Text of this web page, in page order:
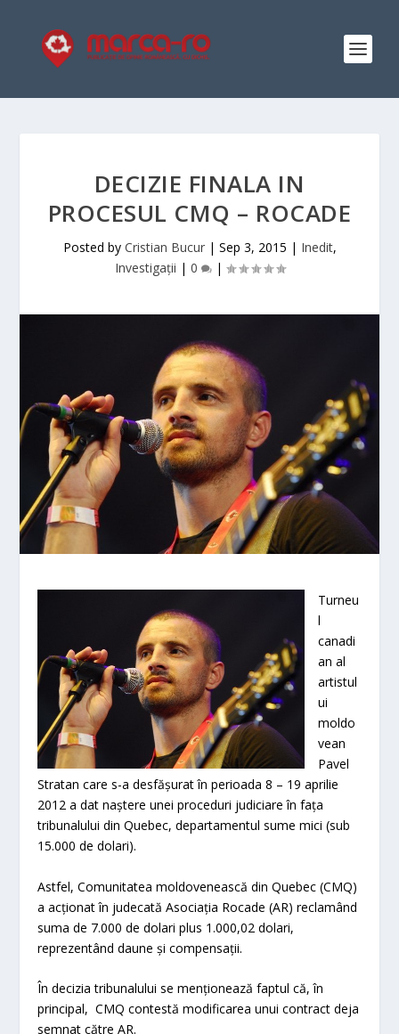
DECIZIE FINALA IN
PROCESUL CMQ – ROCADE
Posted by Cristian Bucur| Sep 3, 2015 | Inedit,
Investigații | 0 |
Turneu
l
canadi
an al
artistul
ui
moldo
vean
Pavel
Stratan care s-a desfășurat în perioada 8 – 19 aprilie
2012 a dat naștere unei proceduri judiciare în fața
tribunalului din Quebec, departamentul sume mici (sub
15.000 de dolari).
Astfel, Comunitatea moldovenească din Quebec (CMQ)
a acționat în judecată Asociația Rocade (AR) reclamând
suma de 7.000 de dolari plus 1.000,02 dolari,
reprezentând daune și compensații.
În decizia tribunalului se menționează faptul că, în
principal, CMQ contestă modificarea unui contract deja
semnat către AR.